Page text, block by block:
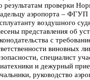
результатам проверки
аэропорта –
воздушного
представления об
с
виновных
специалист
и дежурный
руководство